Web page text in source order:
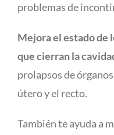
problemas de
Mejora el estado de
que cierran la
prolapsos de
útero y el recto.
También te ayuda a